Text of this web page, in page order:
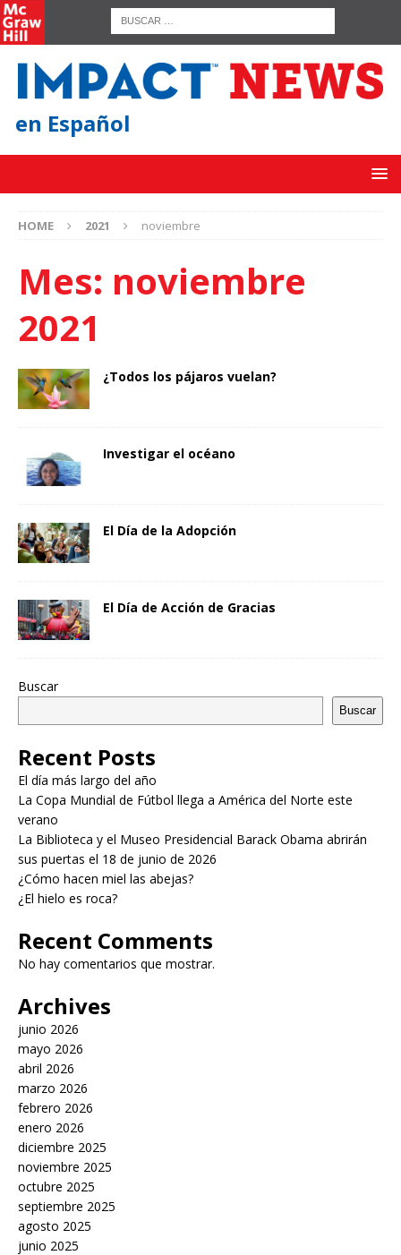
en Español
HOME 2021 noviembre
Mes: noviembre
2021
¿Todos los pájaros vuelan?
Investigar el océano
El Día de la Adopción
El Día de Acción de Gracias
Buscar
Buscar
Recent Posts
El día más largo del año
La Copa Mundial de Fútbol llega a América del Norte este
verano
La Biblioteca y el Museo Presidencial Barack Obama abrirán
sus puertas el 18 de junio de 2026
¿Cómo hacen miel las abejas?
¿El hielo es roca?
Recent Comments
No hay comentarios que mostrar.
Archives
junio 2026
mayo 2026
abril 2026
marzo 2026
febrero 2026
enero 2026
diciembre 2025
noviembre 2025
octubre 2025
septiembre 2025
agosto 2025
junio 2025